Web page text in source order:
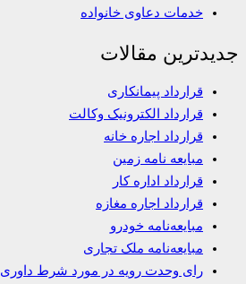
خدمات دعاوی خانواده
جدیدترین مقالات
قرارداد پیمانکاری
قرارداد الکترونیک وکالت
قرارداد اجاره خانه
مبایعه نامه زمین
قرارداد اداره کار
قرارداد اجاره مغازه
مبایعه‌نامه خودرو
مبایعه‌نامه ملک تجاری
رای وحدت رویه در مورد شرط داوری